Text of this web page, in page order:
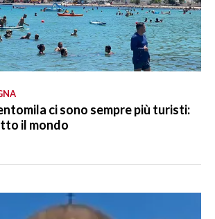
ci sono sempre più turisti:
il mondo